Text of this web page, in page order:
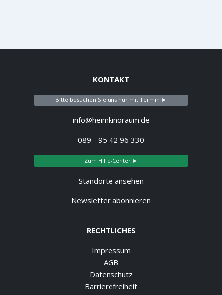
KONTAKT
Bitte besuchen Sie uns nur mit Termin ►
info@heimkinoraum.de
089 - 95 42 96 330
Zum Hilfe-Center ►
Standorte ansehen
Newsletter abonnieren
RECHTLICHES
Impressum
AGB
Datenschutz
Barrierefreiheit